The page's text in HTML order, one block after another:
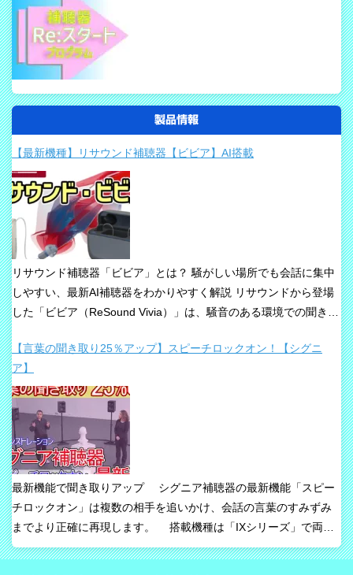
製品情報
【最新機種】リサウンド補聴器【ビビア】AI搭載
リサウンド補聴器「ビビア」とは？ 騒がしい場所でも会話に集中
しやすい、最新AI補聴器をわかりやすく解説 リサウンドから登場
した「ビビア（ReSound Vivia）」は、騒音のある環境での聞き取
「騒音下でも鮮やかな聞き取り」、「世界最小AI補聴器」、
「Auracast標準搭載」が主な特長です。 ビビアが目指している
のは、単純な増幅だけではありません。 周囲の音の中から、聞き
たい声に意識を向けやすくすること、そして自然な聞こえ方をで
きるだけ保ちながら会話を楽にすることが、このシリーズの重要
な考え方です。 ビビアの中核は【IA】という考え方 ビビアで
は、リサウンドがIntelligence Augmented（インテリジェンス・オ
ーグメンテッド）と呼ぶ考え方を採用しています。 これは、AIが
すべてを一方的に処理するのではなく、人の脳が本来持っている
音を選び取る力を支えるという発想で、脳の自然な処理を助ける
ためのAIとしています。 騒がしい場所では、相手の声だけでな
【言葉の聞き取り25％アップ】スピーチロックオン！【シグニ
ア】
最新機能で聞き取りアップ シグニア補聴器の最新機能「スピー
チロックオン」は複数の相手を追いかけ、会話の言葉のすみずみ
までより正確に再現します。 搭載機種は「IXシリーズ」で両耳
装用時に働きます。片耳装用の場合は、ワードロックオン機能で